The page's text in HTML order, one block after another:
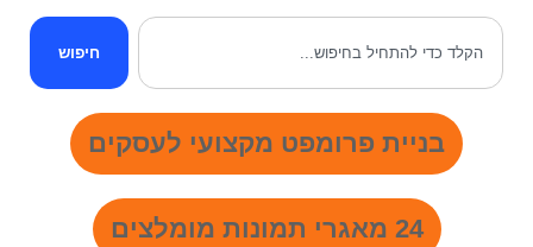
חיפוש
בניית פרומפט מקצועי לעסקים
24 מאגרי תמונות מומלצים